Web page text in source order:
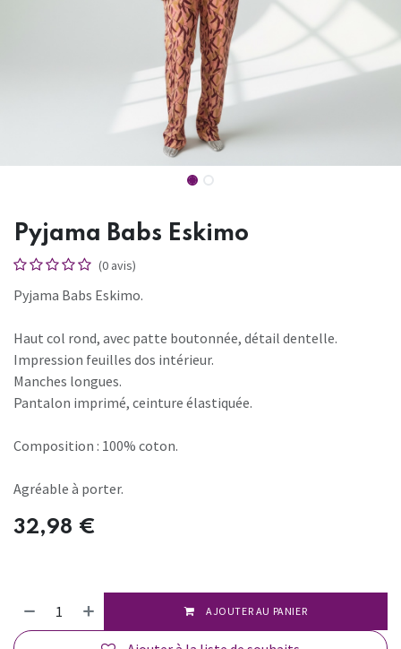
Pyjama Babs Eskimo
(0 avis)
Pyjama Babs Eskimo.
Haut col rond, avec patte boutonnée, détail dentelle.
Impression feuilles dos intérieur.
Manches longues.
Pantalon imprimé, ceinture élastiquée.
Composition : 100% coton.
Agréable à porter.
32,98 €
AJOUTER AU PANIER